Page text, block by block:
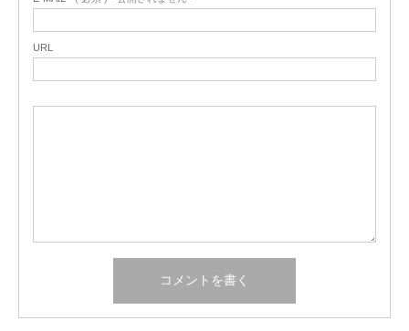
URL